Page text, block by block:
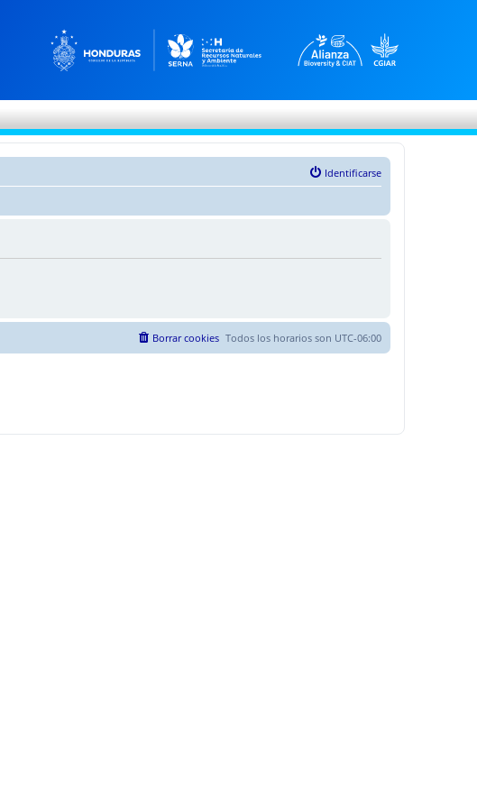
Identificarse
Todos los horarios son UTC-06:00
Borrar cookies